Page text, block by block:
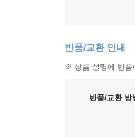
반품/교환 안내
※ 상품 설명에 반품
반품/교환 방